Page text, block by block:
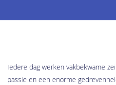
Iedere dag werken vakbekwame
passie en een enorme